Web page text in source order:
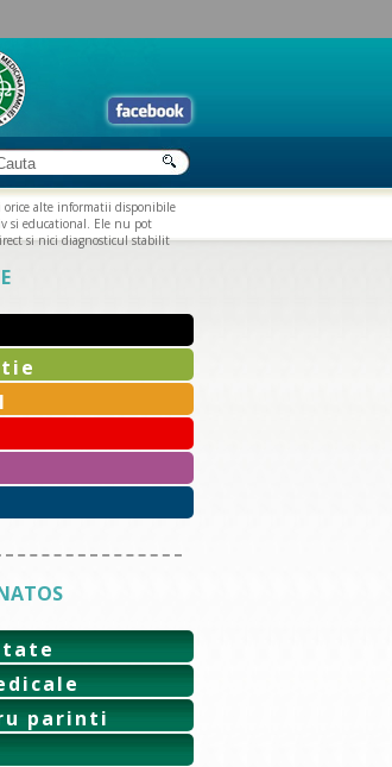
alte informatii disponibile
si educational. Ele nu pot
si nici diagnosticul stabilit
parinti